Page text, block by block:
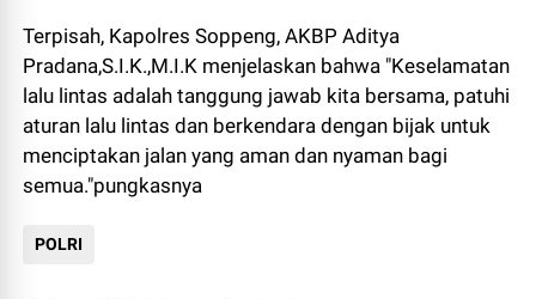
Terpisah, Kapolres Soppeng, AKBP Aditya
Pradana,S.I.K.,M.I.K menjelaskan bahwa "Keselamatan
lalu lintas adalah tanggung jawab kita bersama, patuhi
aturan lalu lintas dan berkendara dengan bijak untuk
menciptakan jalan yang aman dan nyaman bagi
semua."pungkasnya
POLRI